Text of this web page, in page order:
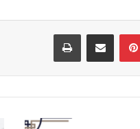
بينتيريستمشاركة عبر البريد طباعة